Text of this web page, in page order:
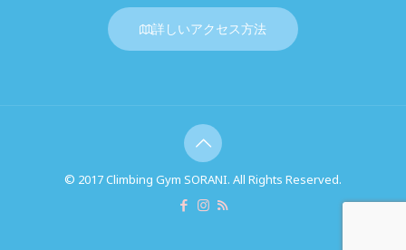
詳しいアクセス方法
© 2017 Climbing Gym SORANI. All Rights Reserved.